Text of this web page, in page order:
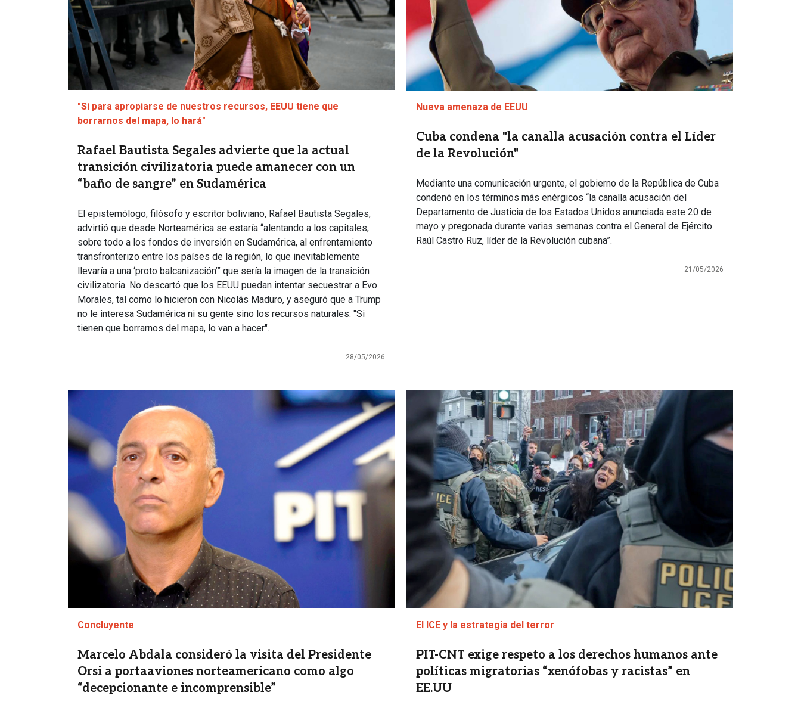
"Si para apropiarse de nuestros recursos, EEUU tiene que
borrarnos del mapa, lo hará"
Rafael Bautista Segales advierte que la actual
transición civilizatoria puede amanecer con un
“baño de sangre” en Sudamérica
El epistemólogo, filósofo y escritor boliviano, Rafael Bautista Segales,
advirtió que desde Norteamérica se estaría “alentando a los capitales,
sobre todo a los fondos de inversión en Sudamérica, al enfrentamiento
transfronterizo entre los países de la región, lo que inevitablemente
llevaría a una ‘proto balcanización’” que sería la imagen de la transición
civilizatoria. No descartó que los EEUU puedan intentar secuestrar a Evo
Morales, tal como lo hicieron con Nicolás Maduro, y aseguró que a Trump
no le interesa Sudamérica ni su gente sino los recursos naturales. "Si
tienen que borrarnos del mapa, lo van a hacer".
28/05/2026
Nueva amenaza de EEUU
Cuba condena "la canalla acusación contra el Líder
de la Revolución"
Mediante una comunicación urgente, el gobierno de la República de Cuba
condenó en los términos más enérgicos “la canalla acusación del
Departamento de Justicia de los Estados Unidos anunciada este 20 de
mayo y pregonada durante varias semanas contra el General de Ejército
Raúl Castro Ruz, líder de la Revolución cubana”.
21/05/2026
Imagen
Concluyente
Marcelo Abdala consideró la visita del Presidente
Orsi a portaaviones norteamericano como algo
“decepcionante e incomprensible”
Imagen
El ICE y la estrategia del terror
PIT-CNT exige respeto a los derechos humanos ante
políticas migratorias “xenófobas y racistas” en
EE.UU